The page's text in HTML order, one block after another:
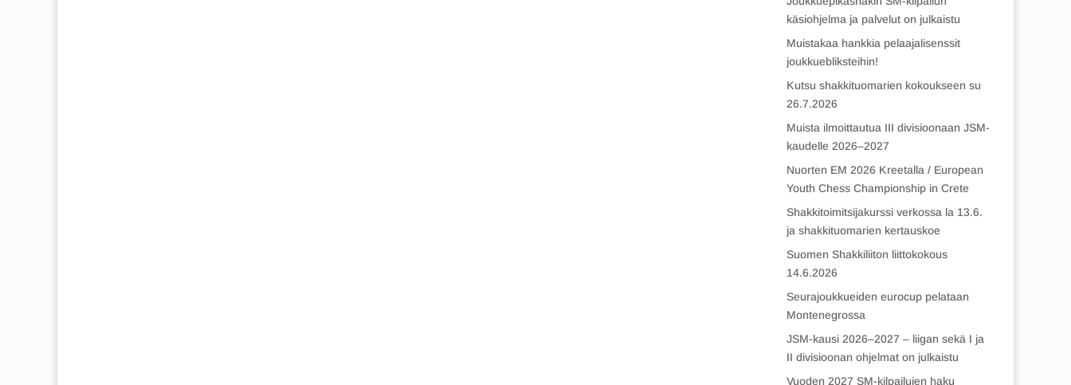
käsiohjelma ja palvelut on julkaistu
Muistakaa hankkia pelaajalisenssit
joukkuebliksteihin!
Kutsu shakkituomarien kokoukseen su
26.7.2026
Muista ilmoittautua III divisioonaan JSM-
kaudelle 2026–2027
Nuorten EM 2026 Kreetalla / European
Youth Chess Championship in Crete
Shakkitoimitsijakurssi verkossa la 13.6.
ja shakkituomarien kertauskoe
Suomen Shakkiliiton liittokokous
14.6.2026
Seurajoukkueiden eurocup pelataan
Montenegrossa
JSM-kausi 2026–2027 – liigan sekä I ja
II divisioonan ohjelmat on julkaistu
Vuoden 2027 SM-kilpailujen haku